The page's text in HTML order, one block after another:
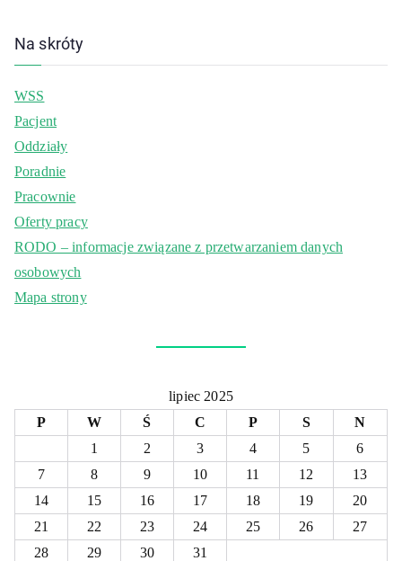
Na skróty
WSS
Pacjent
Oddziały
Poradnie
Pracownie
Oferty pracy
RODO – informacje związane z przetwarzaniem danych
osobowych
Mapa strony
lipiec 2025
P
W Ś C P S
N
1
2 3 4 5
6
7
8 9 10 11 12
13
14
15 16 17 18 19
20
21
22 23 24 25 26
27
28
29 30 31